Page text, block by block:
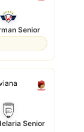
Senior
Senior